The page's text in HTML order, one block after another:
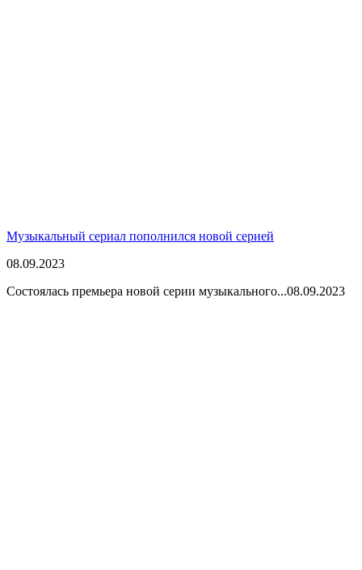
Музыкальный сериал пополнился новой серией
08.09.2023
Состоялась премьера новой серии музыкального...08.09.2023